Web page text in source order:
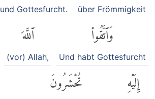
über Frömmigkeit
und Gottesfurcht.
وَٱتَّقُوا۟
Und habt Gottesfurcht
ٱللَّهَ
(vor) Allah,
إِلَيْهِ تُحْشَرُونَ